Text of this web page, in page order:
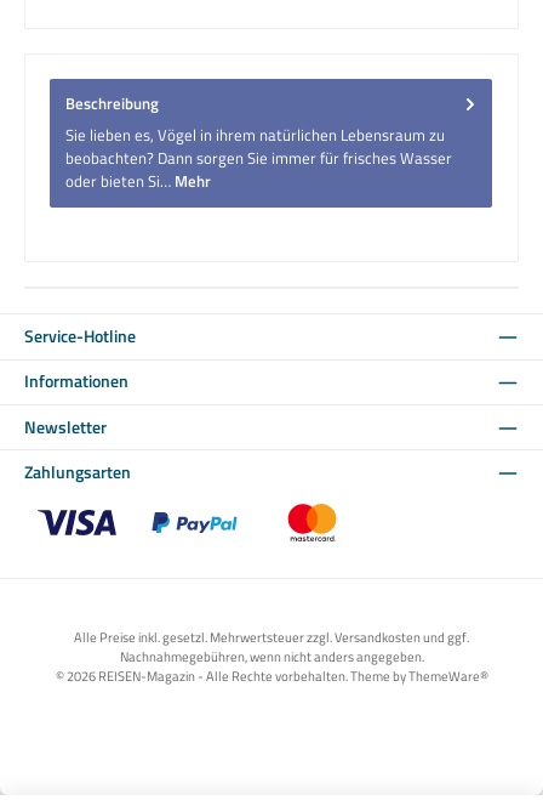
Beschreibung
Sie lieben es, Vögel in ihrem natürlichen Lebensraum zu
beobachten? Dann sorgen Sie immer für frisches Wasser
oder bieten Si… Mehr
Service-Hotline
Informationen
Newsletter
Zahlungsarten
Alle Preise inkl. gesetzl. Mehrwertsteuer zzgl. Versandkosten und ggf.
Nachnahmegebühren, wenn nicht anders angegeben.
© 2026 REISEN-Magazin - Alle Rechte vorbehalten. Theme byThemeWare®